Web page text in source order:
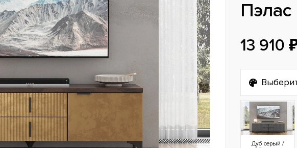
Пэлас
13 910
Дуб серый /